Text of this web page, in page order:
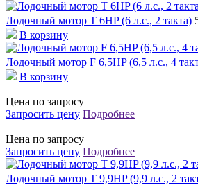
Лодочный мотор T 6HP (6 л.с., 2 такта)
В корзину
Лодочный мотор F 6,5HP (6,5 л.с., 4
В корзину
Цена по запросу
Запросить цену Подробнее
Цена по запросу
Запросить цену Подробнее
Лодочный мотор T 9,9HP (9,9 л.с., 2